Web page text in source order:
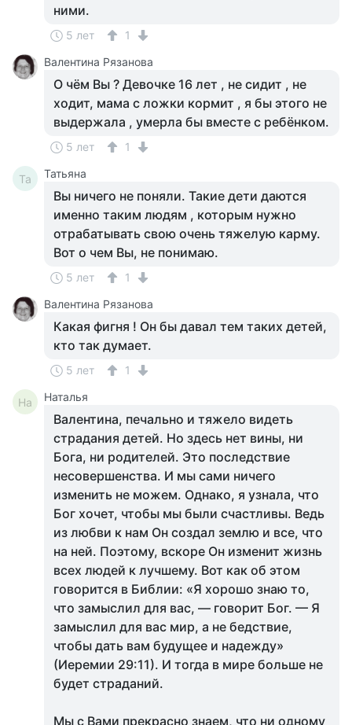
ними.
5 лет
1
Валентина Рязанова
О чём Вы ? Девочке 16 лет , не сидит , не
ходит, мама с ложки кормит , я бы этого не
выдержала , умерла бы вместе с ребёнком.
5 лет 1
Та Татьяна
Вы ничего не поняли. Такие дети даются
именно таким людям , которым нужно
отрабатывать свою очень тяжелую карму.
Вот о чем Вы, не понимаю.
5 лет
1
Валентина Рязанова
Какая фигня ! Он бы давал тем таких детей,
кто так думает.
5 лет 1
На Наталья
Валентина, печально и тяжело видеть
страдания детей. Но здесь нет вины, ни
Бога, ни родителей. Это последствие
несовершенства. И мы сами ничего
изменить не можем. Однако, я узнала, что
Бог хочет, чтобы мы были счастливы. Ведь
из любви к нам Он создал землю и все, что
на ней. Поэтому, вскоре Он изменит жизнь
всех людей к лучшему. Вот как об этом
говорится в Библии: «Я хорошо знаю то,
что замыслил для вас, — говорит Бог. — Я
замыслил для вас мир, а не бедствие,
чтобы дать вам будущее и надежду»
(Иеремии 29:11). И тогда в мире больше не
будет страданий.
Мы с Вами прекрасно знаем, что ни одному